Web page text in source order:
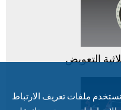
التعويض
ملفات تعريف الارتباط